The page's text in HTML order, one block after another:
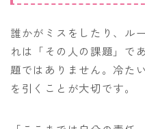
誰かがミスをしたり、ル
れは「その人の課題」で
題ではありません。冷た
を引くことが大切です。